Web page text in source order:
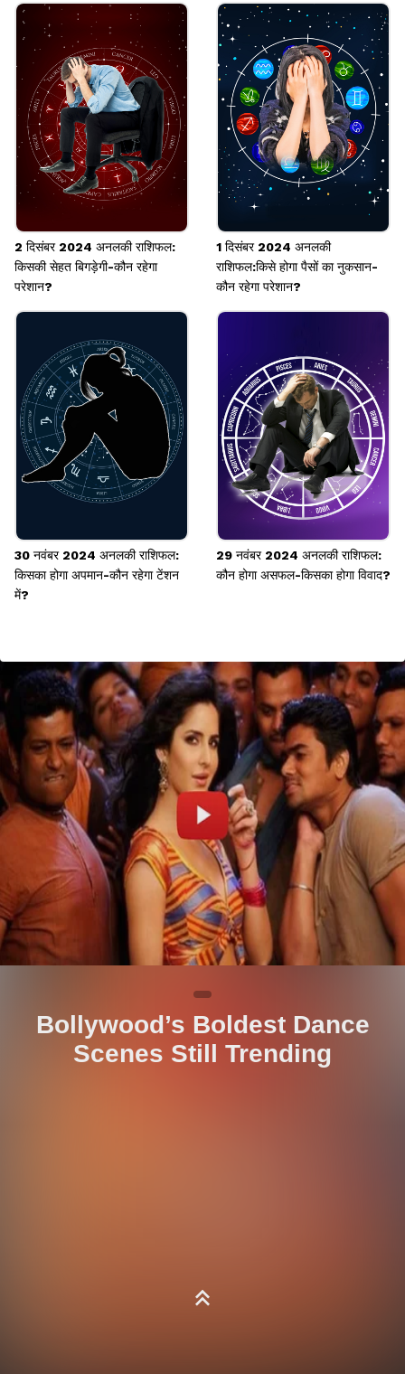
इस आर्टिकल में जो जानकारी है, वो ज्योतिषियों द्वारा बताई गईं हैं।
हम सिर्फ इस जानकारी को आप तक पहुंचाने का एक माध्यम हैं।
यूजर्स इन जानकारियों को सिर्फ सूचना ही मानें।
Image credits: adobe stock
2 दिसंबर 2024 अनलकी राशिफल:
किसकी सेहत बिगड़ेगी-कौन रहेगा
परेशान?
1 दिसंबर 2024 अनलकी
राशिफल:किसे होगा पैसों का नुकसान-
कौन रहेगा परेशान?
30 नवंबर 2024 अनलकी राशिफल:
किसका होगा अपमान-कौन रहेगा टेंशन
में?
29 नवंबर 2024 अनलकी राशिफल:
कौन होगा असफल-किसका होगा विवाद?